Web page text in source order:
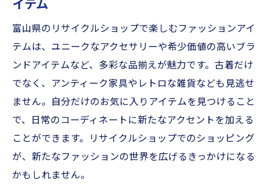
イテム
富山県のリサイクルショップで楽しむファッションアイ
テムは、ユニークなアクセサリーや希少価値の高いブラ
ンドアイテムなど、多彩な品揃えが魅力です。古着だけ
でなく、アンティーク家具やレトロな雑貨なども見逃せ
ません。自分だけのお気に入りアイテムを見つけること
で、日常のコーディネートに新たなアクセントを加える
ことができます。リサイクルショップでのショッピング
が、新たなファッションの世界を広げるきっかけになる
かもしれません。